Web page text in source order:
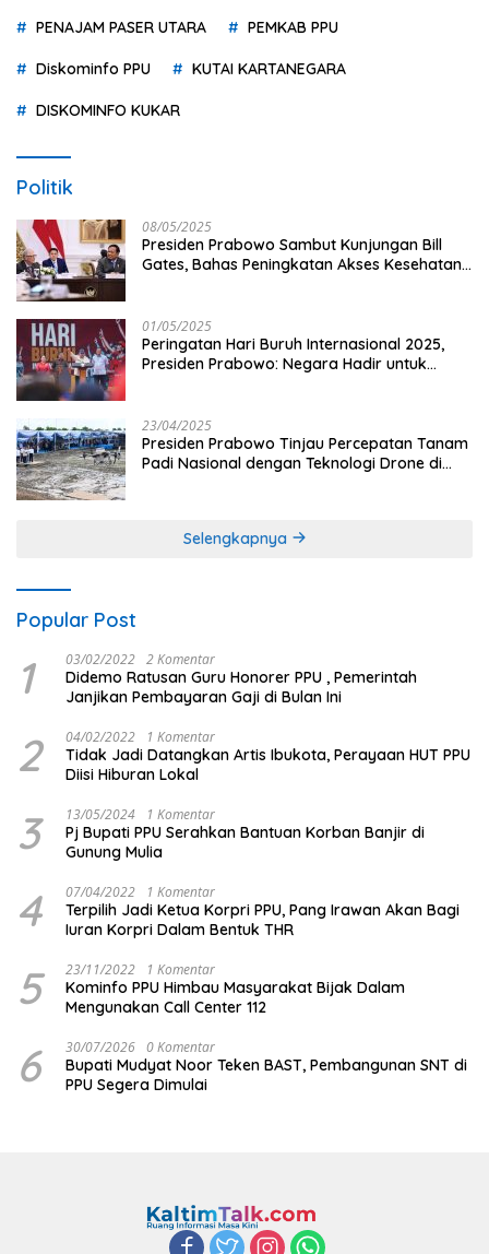
PENAJAM PASER UTARA PEMKAB PPU
Diskominfo PPU KUTAI KARTANEGARA
DISKOMINFO KUKAR
Politik
08/05/2025
Presiden Prabowo Sambut Kunjungan Bill
Gates, Bahas Peningkatan Akses Kesehatan
01/05/2025
Peringatan Hari Buruh Internasional 2025,
Presiden Prabowo: Negara Hadir untuk
23/04/2025
Presiden Prabowo Tinjau Percepatan Tanam
Padi Nasional dengan Teknologi Drone di
Selengkapnya
Popular Post
1 03/02/2022 2 Komentar
Didemo Ratusan Guru Honorer PPU , Pemerintah
Janjikan Pembayaran Gaji di Bulan Ini
2 04/02/2022 1 Komentar
Tidak Jadi Datangkan Artis Ibukota, Perayaan HUT PPU
Diisi Hiburan Lokal
3 13/05/2024 1 Komentar
Pj Bupati PPU Serahkan Bantuan Korban Banjir di
Gunung Mulia
4 07/04/2022 1 Komentar
Terpilih Jadi Ketua Korpri PPU, Pang Irawan Akan Bagi
Iuran Korpri Dalam Bentuk THR
5 23/11/2022 1 Komentar
Kominfo PPU Himbau Masyarakat Bijak Dalam
Mengunakan Call Center 112
6 30/07/2026 0 Komentar
Bupati Mudyat Noor Teken BAST, Pembangunan SNT di
PPU Segera Dimulai